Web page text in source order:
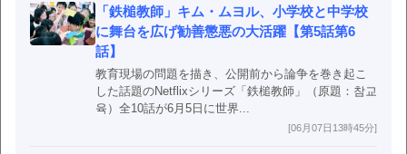
「鉄槌教師」キム・ムヨル、小学校と中学校
に舞台を広げ勧善懲悪の大活躍【第5話第6
話】
教育現場の問題を描き、公開前から論争を巻き起こ
した話題のNetflixシリーズ「鉄槌教師」（原題：참교
육）全10話が6月5日に世界...
[06月07日13時45分]